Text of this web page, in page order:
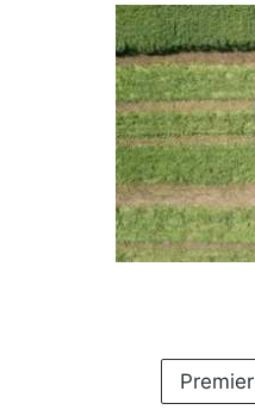
Premier